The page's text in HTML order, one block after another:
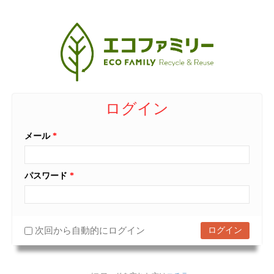
ログイン
メール *
パスワード *
次回から自動的にログイン